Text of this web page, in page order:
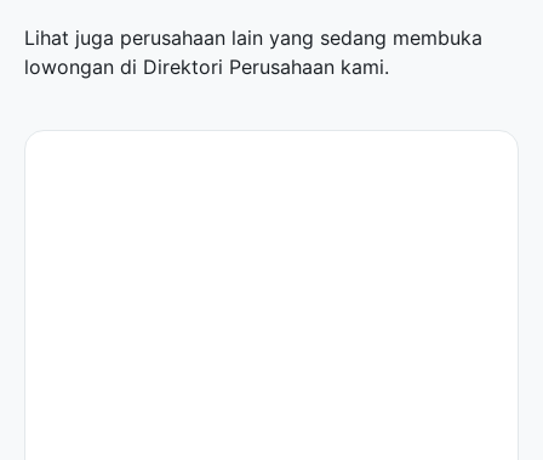
Lihat juga perusahaan lain yang sedang membuka
lowongan di Direktori Perusahaan kami.